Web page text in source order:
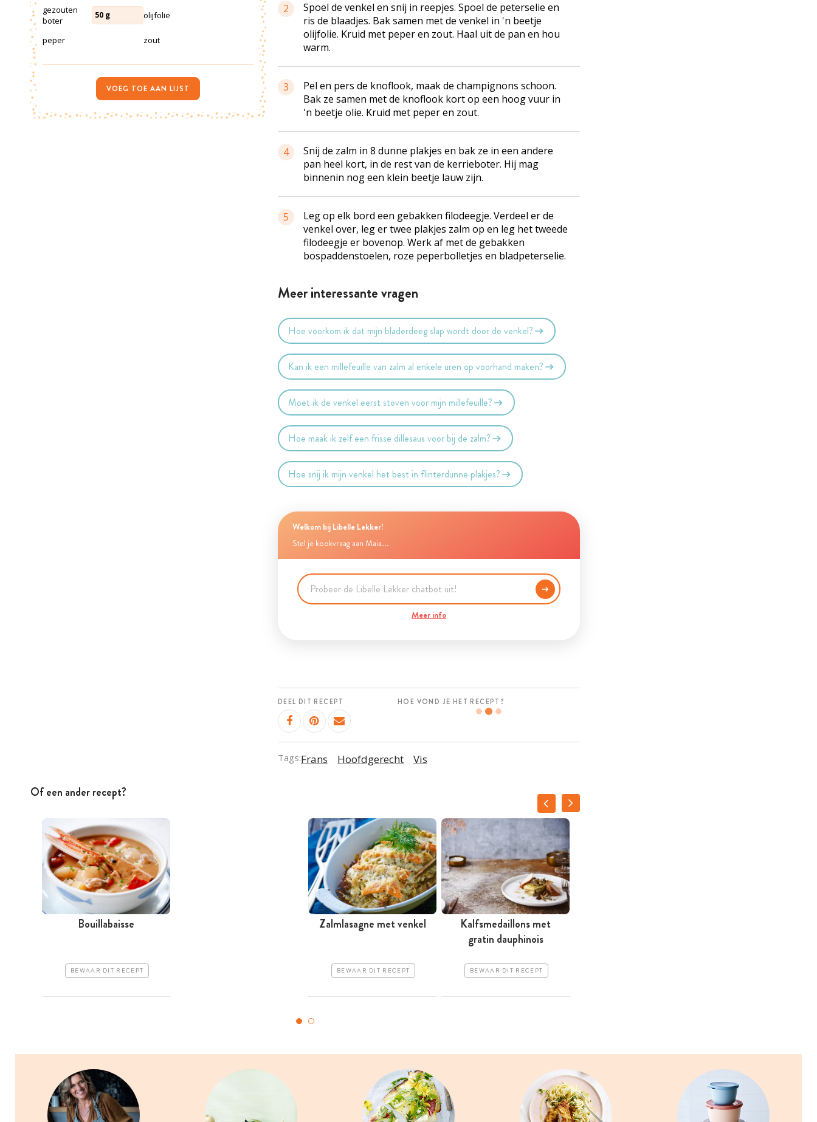
2
Spoel de venkel en snij in reepjes. Spoel de peterselie en
ris de blaadjes. Bak samen met de venkel in 'n beetje
olijfolie. Kruid met peper en zout. Haal uit de pan en hou
warm.
3
Pel en pers de knoflook, maak de champignons schoon.
Bak ze samen met de knoflook kort op een hoog vuur in
'n beetje olie. Kruid met peper en zout.
4
Snij de zalm in 8 dunne plakjes en bak ze in een andere
pan heel kort, in de rest van de kerrieboter. Hij mag
binnenin nog een klein beetje lauw zijn.
5 Leg op elk bord een gebakken filodeegje. Verdeel er de
venkel over, leg er twee plakjes zalm op en leg het tweede
filodeegje er bovenop. Werk af met de gebakken
bospaddenstoelen, roze peperbolletjes en bladpeterselie.
Meer interessante vragen
Hoe voorkom ik dat mijn bladerdeeg slap wordt door de venkel?
Kan ik een millefeuille van zalm al enkele uren op voorhand maken?
Moet ik de venkel eerst stoven voor mijn millefeuille?
Hoe maak ik zelf een frisse dillesaus voor bij de zalm?
Hoe snij ik mijn venkel het best in flinterdunne plakjes?
Welkom bij Libelle Lekker!
Stel je kookvraag aan Maia...
Meer info
DEEL DIT RECEPT HOE VOND JE HET RECEPT?
Tags:Frans Hoofdgerecht Vis
gezouten
boter
50 g olijfolie
peper zout
VOEG TOE AAN LIJST
Of een ander recept?
Bouillabaisse
BEWAAR DIT RECEPT
Zalmlasagne met venkel
BEWAAR DIT RECEPT
Kalfsmedaillons met
gratin dauphinois
BEWAAR DIT RECEPT